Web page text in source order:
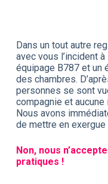
Dans un tout autre
avec vous l’incident
équipage B787 et un
des chambres.
personnes se sont
compagnie et aucune
Nous avons
de mettre en exergue
Non, nous
pratiques !